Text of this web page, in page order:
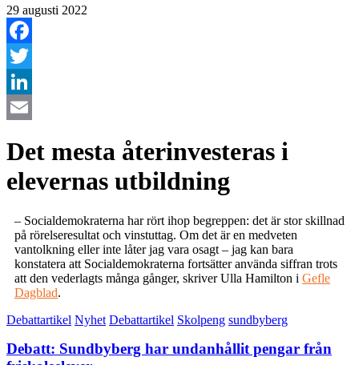
29 augusti 2022
Facebook
Twitter
LinkedIn
Det mesta återinvesteras i
elevernas utbildning
– Socialdemokraterna har rört ihop begreppen: det är stor skillnad
på rörelseresultat och vinstuttag. Om det är en medveten
vantolkning eller inte låter jag vara osagt – jag kan bara
konstatera att Socialdemokraterna fortsätter använda siffran trots
att den vederlagts många gånger, skriver Ulla Hamilton i Gefle
Dagblad.
Debattartikel Nyhet Debattartikel Skolpeng sundbyberg
Debatt: Sundbyberg har undanhållit pengar från